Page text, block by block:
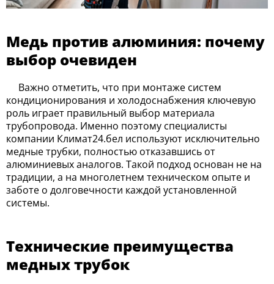
Медь против алюминия: почему
выбор очевиден
Важно отметить, что при монтаже систем
кондиционирования и холодоснабжения ключевую
роль играет правильный выбор материала
трубопровода. Именно поэтому специалисты
компании Климат24.бел используют исключительно
медные трубки, полностью отказавшись от
алюминиевых аналогов. Такой подход основан не на
традиции, а на многолетнем техническом опыте и
заботе о долговечности каждой установленной
системы.
Технические преимущества
медных трубок